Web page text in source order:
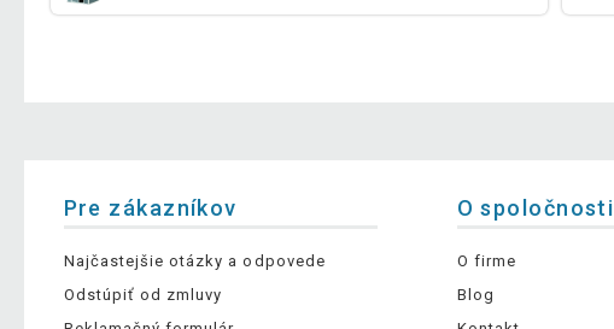
Pre zákazníkov
Najčastejšie otázky a odpovede
Odstúpiť od zmluvy
O spoločnosti
O firme
Blog